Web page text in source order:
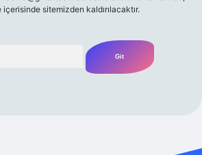
sitemizden kaldırılacaktır.